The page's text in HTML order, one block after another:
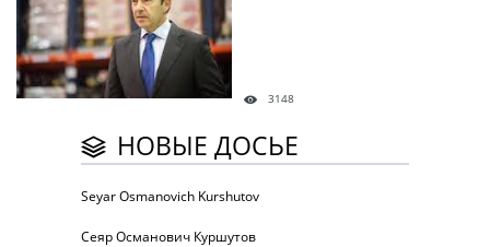
3148
НОВЫЕ ДОСЬЕ
Seyar Osmanovich Kurshutov
Сеяр Османович Куршутов